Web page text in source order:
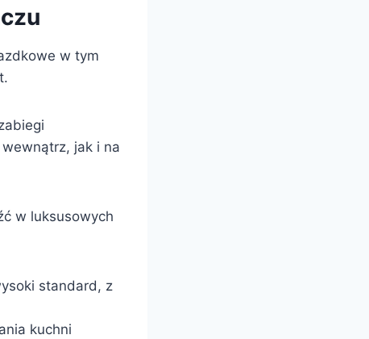
w tym
jak i na
w luksusowych
standard, z
kuchni